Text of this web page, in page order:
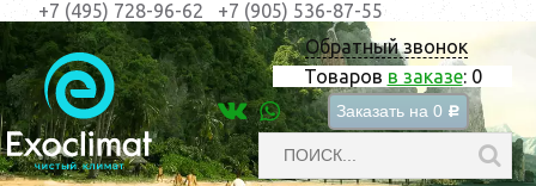
Обратный звонок
Товаров в заказе: 0
Заказать на 0 c
+7 (495) 728-96-62 +7 (905) 536-87-55